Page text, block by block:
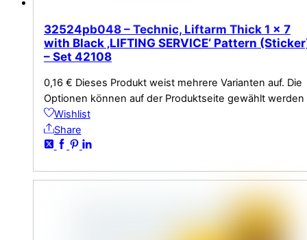
32524pb048 – Technic, Liftarm Thick 1 x 7
with Black ‚LIFTING SERVICE‘ Pattern
– Set 42108
0,16 € Dieses Produkt weist mehrere Varianten auf. Die
Optionen können auf der Produktseite gewählt werden
Wishlist
Share